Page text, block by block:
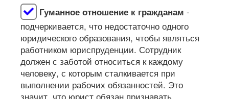
Гуманное отношение к гражданам -
подчеркивается, что недостаточно одного
юридического образования, чтобы являться
работником юриспруденции. Сотрудник
должен с заботой относиться к каждому
человеку, с которым сталкивается при
выполнении рабочих обязанностей. Это
значит, что юрист обязан признавать